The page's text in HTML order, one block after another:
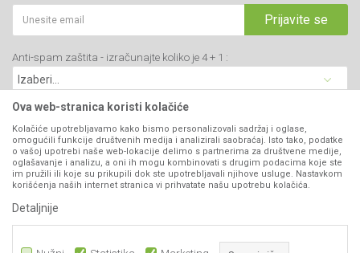
PIB: 102135221
Matični broj: 07593252
Katalozi
Blog
Najčešća pitanja
Kako kupiti
Isporuka
Click & Collect
Načini plaćanja
Plaćanje karticama
Web kredit Raiffeisen banke
Pravo na odustajanje
Reklamacije
Zamena artikala
Prijavite se
Anti-spam zaštita - izračunajte koliko je 4 + 1 :
VIBER I SMS NEWSLETTER
Prijavite se
PRATITE NAS
Ova web-stranica koristi kolačiće
Kolačiće upotrebljavamo kako bismo personalizovali sadržaj i oglase,
omogućili funkcije društvenih medija i analizirali saobraćaj. Isto tako, podatke
o vašoj upotrebi naše web-lokacije delimo s partnerima za društvene medije,
oglašavanje i analizu, a oni ih mogu kombinovati s drugim podacima koje ste
im pružili ili koje su prikupili dok ste upotrebljavali njihove usluge. Nastavkom
korišćenja naših internet stranica vi prihvatate našu upotrebu kolačića.
Detaljnije